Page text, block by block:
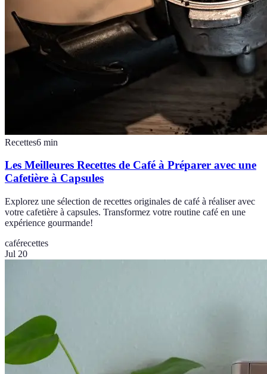
Recettes6 min
Les Meilleures Recettes de Café à Préparer avec une
Cafetière à Capsules
Explorez une sélection de recettes originales de café à réaliser avec
votre cafetière à capsules. Transformez votre routine café en une
expérience gourmande!
caférecettes
Jul 20